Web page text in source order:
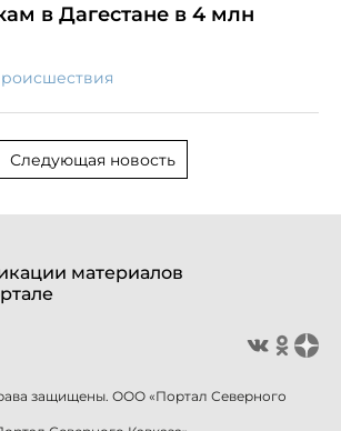
в Дагестане в 4 млн
Следующая новость
материалов
защищены. ООО «Портал Северного